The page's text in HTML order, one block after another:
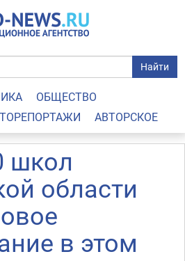
Найти
ОБЩЕСТВО
АВТОРСКОЕ
школ
области
в этом